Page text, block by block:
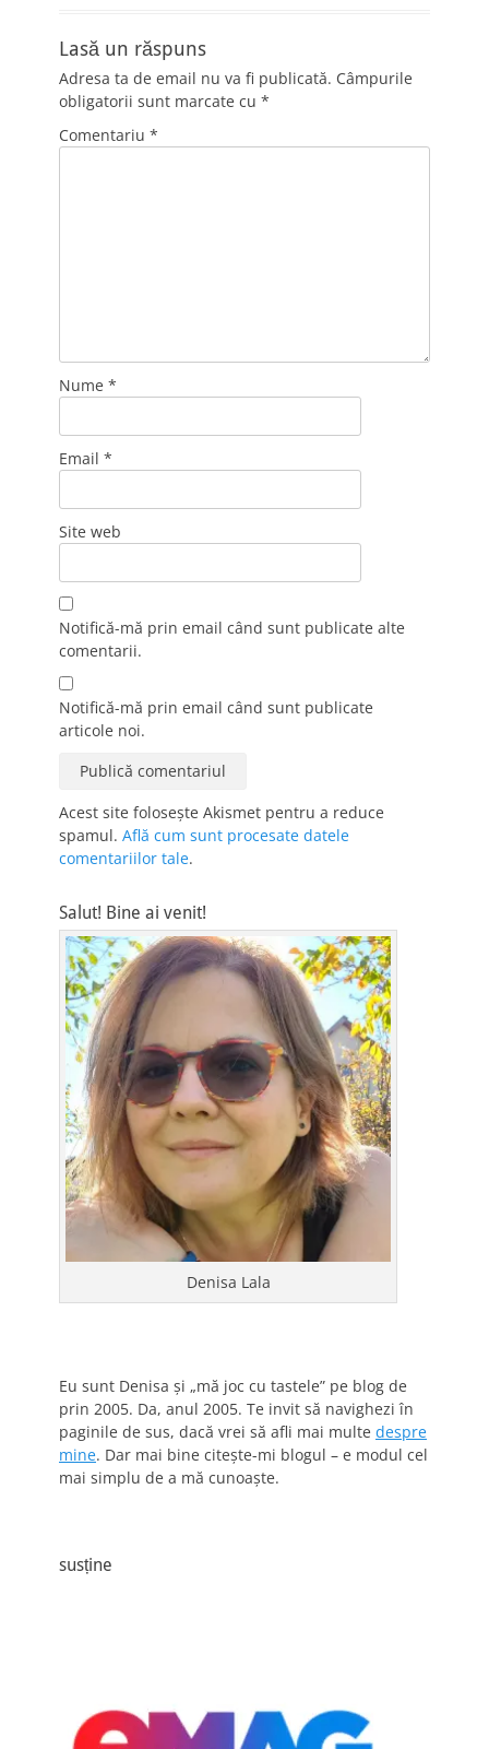
Lasă un răspuns
Adresa ta de email nu va fi publicată. Câmpurile
obligatorii sunt marcate cu *
Comentariu *
Nume *
Email *
Site web
Notifică-mă prin email când sunt publicate alte
comentarii.
Notifică-mă prin email când sunt publicate
articole noi.
Acest site folosește Akismet pentru a reduce
spamul. Află cum sunt procesate datele
comentariilor tale.
Salut! Bine ai venit!
Denisa Lala
Eu sunt Denisa și „mă joc cu tastele” pe blog de
prin 2005. Da, anul 2005. Te invit să navighezi în
paginile de sus, dacă vrei să afli mai multe despre
mine. Dar mai bine citește-mi blogul – e modul cel
mai simplu de a mă cunoaște.
susține